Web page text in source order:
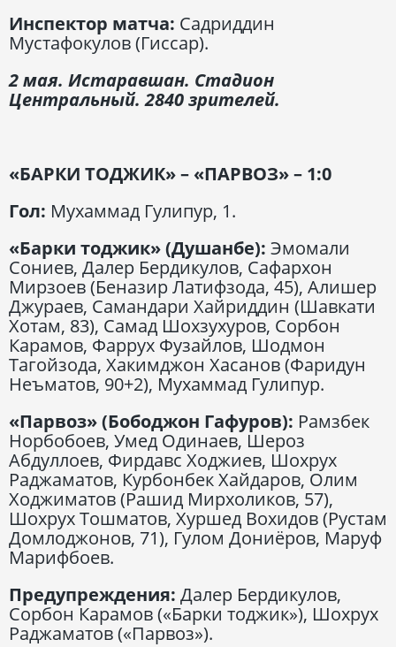
Инспектор матча: Садриддин
Мустафокулов (Гиссар).
2 мая. Истаравшан. Стадион
Центральный. 2840 зрителей.
«БАРКИ ТОДЖИК» – «ПАРВОЗ» – 1:0
Гол: Мухаммад Гулипур, 1.
«Барки тоджик» (Душанбе): Эмомали
Сониев, Далер Бердикулов, Сафархон
Мирзоев (Беназир Латифзода, 45), Алишер
Джураев, Самандари Хайриддин (Шавкати
Хотам, 83), Самад Шохзухуров, Сорбон
Карамов, Фаррух Фузайлов, Шодмон
Тагойзода, Хакимджон Хасанов (Фаридун
Неъматов, 90+2), Мухаммад Гулипур.
«Парвоз» (Бободжон Гафуров): Рамзбек
Норбобоев, Умед Одинаев, Шероз
Абдуллоев, Фирдавс Ходжиев, Шохрух
Раджаматов, Курбонбек Хайдаров, Олим
Ходжиматов (Рашид Мирхоликов, 57),
Шохрух Тошматов, Хуршед Вохидов (Рустам
Домлоджонов, 71), Гулом Дониёров, Маруф
Марифбоев.
Предупреждения: Далер Бердикулов,
Сорбон Карамов («Барки тоджик»), Шохрух
Раджаматов («Парвоз»).